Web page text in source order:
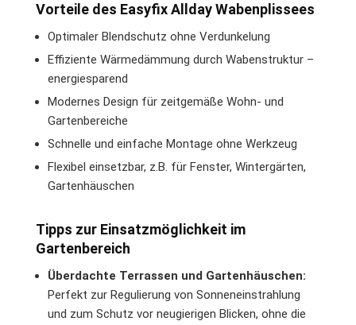
Vorteile des Easyfix Allday Wabenplissees
Optimaler Blendschutz ohne Verdunkelung
Effiziente Wärmedämmung durch Wabenstruktur –
energiesparend
Modernes Design für zeitgemäße Wohn- und
Gartenbereiche
Schnelle und einfache Montage ohne Werkzeug
Flexibel einsetzbar, z.B. für Fenster, Wintergärten,
Gartenhäuschen
Tipps zur Einsatzmöglichkeit im
Gartenbereich
Überdachte Terrassen und Gartenhäuschen:
Perfekt zur Regulierung von Sonneneinstrahlung
und zum Schutz vor neugierigen Blicken, ohne die